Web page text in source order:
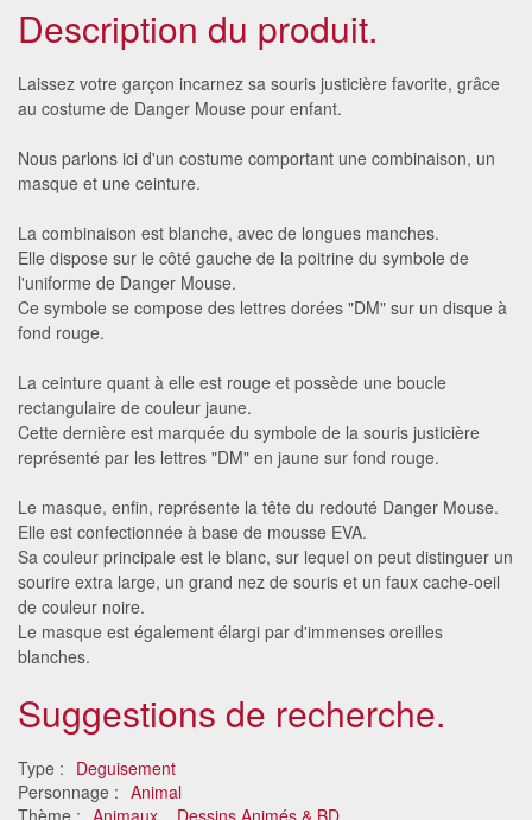
Description du produit.
Laissez votre garçon incarnez sa souris justicière favorite, grâce
au costume de Danger Mouse pour enfant.
Nous parlons ici d'un costume comportant une combinaison, un
masque et une ceinture.
La combinaison est blanche, avec de longues manches.
Elle dispose sur le côté gauche de la poitrine du symbole de
l'uniforme de Danger Mouse.
Ce symbole se compose des lettres dorées "DM" sur un disque à
fond rouge.
La ceinture quant à elle est rouge et possède une boucle
rectangulaire de couleur jaune.
Cette dernière est marquée du symbole de la souris justicière
représenté par les lettres "DM" en jaune sur fond rouge.
Le masque, enfin, représente la tête du redouté Danger Mouse.
Elle est confectionnée à base de mousse EVA.
Sa couleur principale est le blanc, sur lequel on peut distinguer un
sourire extra large, un grand nez de souris et un faux cache-oeil
de couleur noire.
Le masque est également élargi par d'immenses oreilles
blanches.
Suggestions de recherche.
Type : Deguisement
Personnage : Animal
Thème : Animaux Dessins Animés & BD